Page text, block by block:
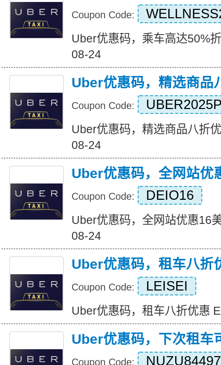
Coupon Code:
Uber优惠码，乘车高达50%
08-24
Uber优惠码，精选商品
Coupon Code:
Uber优惠码，精选商品八折
08-24
Uber优惠码，全网站优
Coupon Code: DEIO16
Uber优惠码，全网站优惠16
08-24
Uber优惠码，租车八折
Coupon Code: LEISEI
Uber优惠码，租车八折优惠
Uber优惠码，下次租车
Coupon Code: